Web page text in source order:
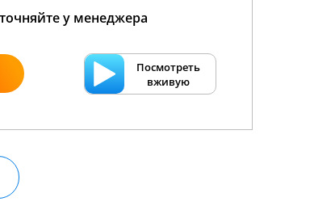
у менеджера
Посмотреть
вживую